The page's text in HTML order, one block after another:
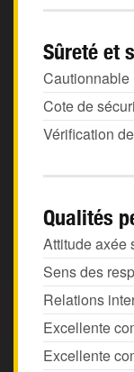
Sûreté et
Cautionnable
Cote de
Vérification
Qualités
Attitude axée
Sens des
Relations
Excellente
Excellente